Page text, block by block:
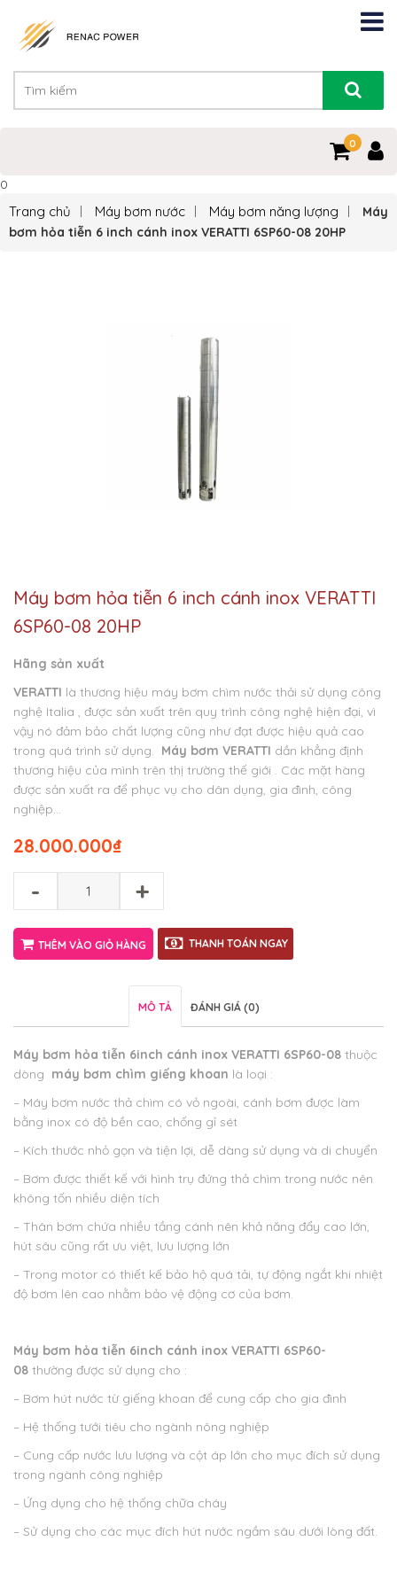
0
0
Trang chủ Máy bơm nước Máy bơm năng lượng
Máy
bơm hỏa tiễn 6 inch cánh inox VERATTI 6SP60-08 20HP
Máy bơm hỏa tiễn 6 inch cánh inox VERATTI
6SP60-08 20HP
Hãng sản xuất
VERATTI là thương hiệu máy bơm chìm nước thải sử dụng công
nghệ Italia , được sản xuất trên quy trình công nghệ hiện đại, vì
vậy nó đảm bảo chất lượng cũng như đạt được hiệu quả cao
trong quá trình sử dụng. Máy bơm VERATTI dần khẳng định
thương hiệu của mình trên thị trường thế giới . Các mặt hàng
được sản xuất ra để phục vụ cho dân dụng, gia đình, công
nghiệp…
₫
28.000.000
- +
THÊM VÀO GIỎ HÀNG THANH TOÁN NGAY
MÔ TẢ ĐÁNH GIÁ (0)
Máy bơm hỏa tiễn 6inch cánh inox VERATTI 6SP60-08 thuộc
dòng máy bơm chìm giếng khoan là loại :
– Máy bơm nước thả chìm có vỏ ngoài, cánh bơm được làm
bằng inox có độ bền cao, chống gỉ sét
– Kích thước nhỏ gọn và tiện lợi, dễ dàng sử dụng và di chuyển
– Bơm được thiết kế với hình trụ đứng thả chìm trong nước nên
không tốn nhiều diện tích
– Thân bơm chứa nhiều tầng cánh nên khả năng đẩy cao lớn,
hút sâu cũng rất ưu việt, lưu lượng lớn
– Trong motor có thiết kế bảo hộ quá tải, tự động ngắt khi nhiệt
độ bơm lên cao nhằm bảo vệ động cơ của bơm.
Máy bơm hỏa tiễn 6inch cánh inox VERATTI 6SP60-
08 thường được sử dụng cho :
– Bơm hút nước từ giếng khoan để cung cấp cho gia đình
– Hệ thống tưới tiêu cho ngành nông nghiệp
– Cung cấp nước lưu lượng và cột áp lớn cho mục đích sử dụng
trong ngành công nghiệp
– Ứng dụng cho hệ thống chữa cháy
– Sử dụng cho các mục đích hút nước ngầm sâu dưới lòng đất.